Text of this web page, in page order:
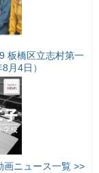
板橋区立志村第一
月4日）
画ニュース一覧 >>